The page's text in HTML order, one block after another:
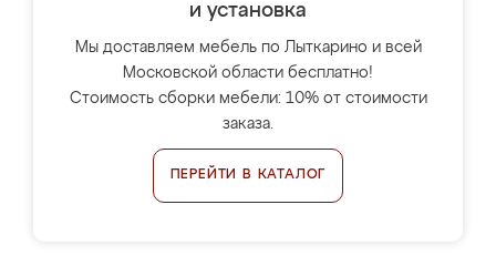
и установка
Мы доставляем мебель по Лыткарино и всей
Московской области бесплатно!
Стоимость сборки мебели: 10% от стоимости
заказа.
ПЕРЕЙТИ В КАТАЛОГ